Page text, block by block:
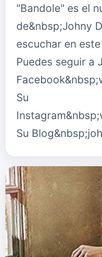
"Bandole" es el
de&nbsp;Johny
escuchar en
Puedes seguir a
Su
Su